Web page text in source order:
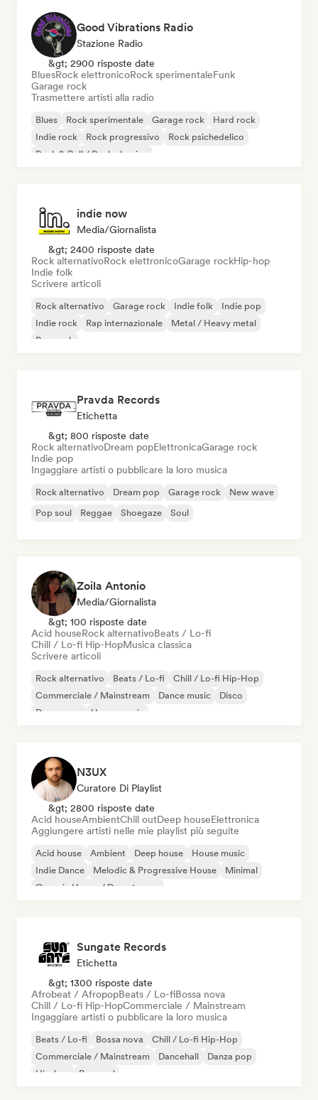
Good Vibrations Radio
Stazione Radio
&gt; 2900 risposte date
BluesRock elettronicoRock sperimentaleFunk
Garage rock
Trasmettere artisti alla radio
Blues Rock sperimentale Garage rock
Hard rock
Indie rock
Rock progressivo
Rock psichedelico
Rock & Roll / Rock classico
indie now
Media/Giornalista
&gt; 2400 risposte date
Rock alternativoRock elettronicoGarage rockHip-hop
Indie folk
Scrivere articoli
Rock alternativo Garage rock Indie folk
Indie pop
Indie rock
Rap internazionale
Metal / Heavy metal
Pop rock
Pravda Records
Etichetta
&gt; 800 risposte date
Rock alternativoDream popElettronicaGarage rock
Indie pop
Ingaggiare artisti o pubblicare la loro musica
Rock alternativo Dream pop Garage rock
New wave
Pop soul
Reggae Shoegaze Soul
Zoila Antonio
Media/Giornalista
&gt; 100 risposte date
Acid houseRock alternativoBeats / Lo-fi
Chill / Lo-fi Hip-HopMusica classica
Scrivere articoli
Rock alternativo Beats / Lo-fi
Chill / Lo-fi Hip-Hop
Commerciale / Mainstream
Dance music
Disco
Dream pop
House music
N3UX
Curatore Di Playlist
&gt; 2800 risposte date
Acid houseAmbientChill outDeep houseElettronica
Aggiungere artisti nelle mie playlist più seguite
Acid house Ambient Deep house
House music
Indie Dance
Melodic & Progressive House
Minimal
Organic House / Downtempo
Sungate Records
Etichetta
&gt; 1300 risposte date
Afrobeat / AfropopBeats / Lo-fiBossa nova
Chill / Lo-fi Hip-HopCommerciale / Mainstream
Ingaggiare artisti o pubblicare la loro musica
Beats / Lo-fi Bossa nova
Chill / Lo-fi Hip-Hop
Commerciale / Mainstream
Dancehall
Danza pop
Hip-hop
Pop soul